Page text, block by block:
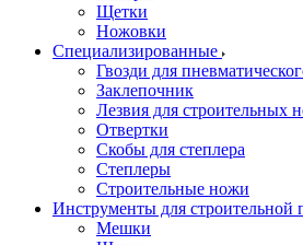
Щетки
Ножовки
Специализированные
Гвозди для
Заклепочник
Лезвия для строительных
Отвертки
Скобы для степлера
Степлеры
Строительные ножи
Инструменты для строительной
Мешки